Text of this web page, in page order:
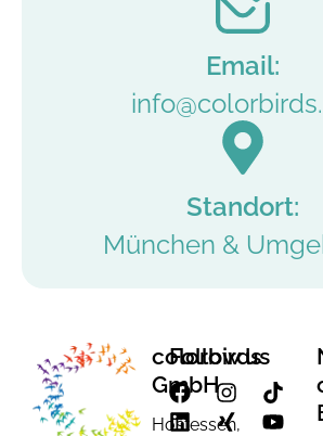
Email:
Standort:
München &
colorbirds
GmbH
Hostessen,
Follow us